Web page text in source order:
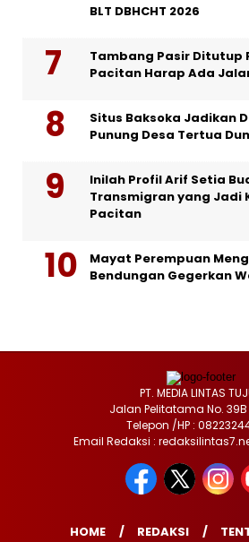
BLT DBHCHT 2026
Tambang Pasir Ditutup
Pacitan Harap Ada
Situs Baksoka Jadikan
Punung Desa Tertua
Inilah Profil Arif Setia
Transmigran yang Jadi
Pacitan
Mayat Perempuan
Bendungan Gegerkan
PT. MEDIA LINTAS
Jalan Pelitatama No.
Telepon /HP :
Email Redaksi :
HOME REDAKSI